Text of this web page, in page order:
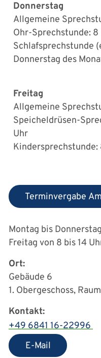
Donnerstag
Allgemeine
Ohr-Sprechstunde: 8
Schlafsprechstunde
Donnerstag des
Freitag
Allgemeine
Speicheldrüsen-
Uhr
Kindersprechstunde:
Terminvergabe
Montag bis
Freitag von 8 bis 14
Ort:
Gebäude 6
1. Obergeschoss,
Kontakt:
+49 6841 16-22996
E-Mail